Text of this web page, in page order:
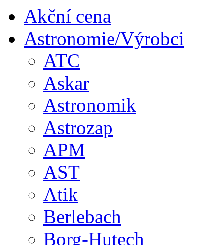
Akční cena
Astronomie/Výrobci
ATC
Askar
Astronomik
Astrozap
APM
AST
Atik
Berlebach
Borg-Hutech